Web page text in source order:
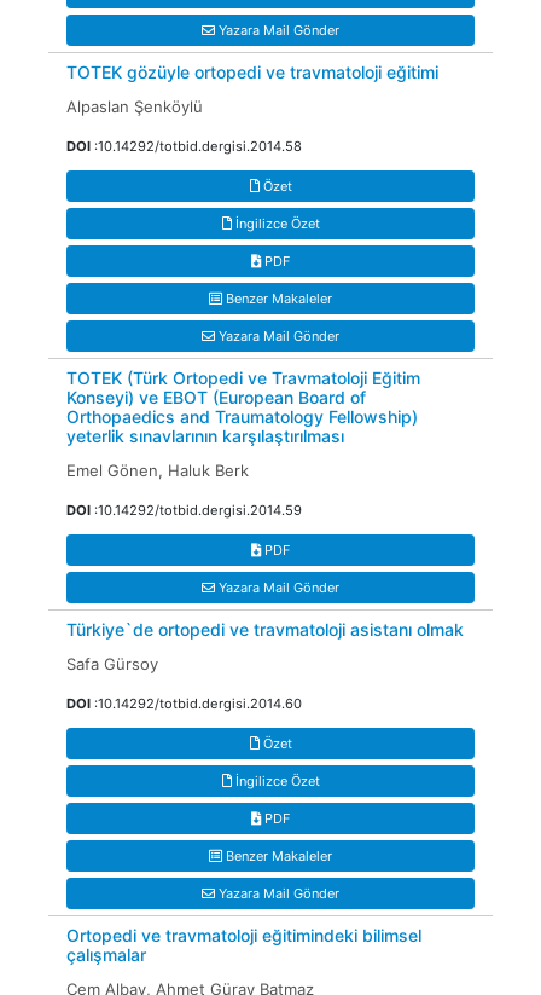
Yazara Mail Gönder
TOTEK gözüyle ortopedi ve travmatoloji eğitimi
Alpaslan Şenköylü
DOI :10.14292/totbid.dergisi.2014.58
Özet
İngilizce Özet
PDF
Benzer Makaleler
Yazara Mail Gönder
TOTEK (Türk Ortopedi ve Travmatoloji Eğitim
Konseyi) ve EBOT (European Board of
Orthopaedics and Traumatology Fellowship)
yeterlik sınavlarının karşılaştırılması
Emel Gönen, Haluk Berk
DOI :10.14292/totbid.dergisi.2014.59
PDF
Yazara Mail Gönder
Türkiye`de ortopedi ve travmatoloji asistanı olmak
Safa Gürsoy
DOI :10.14292/totbid.dergisi.2014.60
Özet
İngilizce Özet
PDF
Benzer Makaleler
Yazara Mail Gönder
Ortopedi ve travmatoloji eğitimindeki bilimsel
çalışmalar
Cem Albay, Ahmet Güray Batmaz